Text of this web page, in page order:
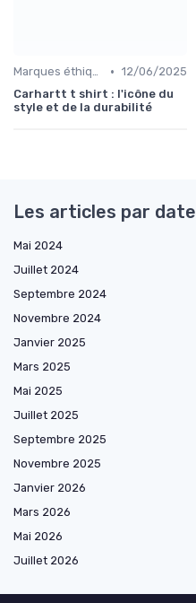
Marques éthiques • 12/06/2025
Carhartt t shirt : l'icône du
style et de la durabilité
Les articles par date
Mai 2024
Juillet 2024
Septembre 2024
Novembre 2024
Janvier 2025
Mars 2025
Mai 2025
Juillet 2025
Septembre 2025
Novembre 2025
Janvier 2026
Mars 2026
Mai 2026
Juillet 2026